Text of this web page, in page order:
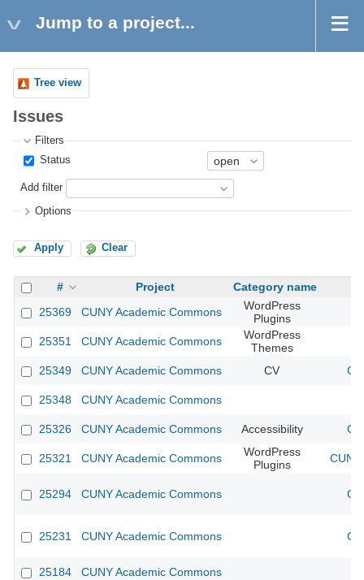
Jump to a project...
Tree view
Issues
Filters
Status
Add filter
Options
Apply Clear
# Project
Category name
25369
CUNY Academic Commons
WordPress
Plugins
25351
CUNY Academic Commons
WordPress
Themes
25349
CUNY Academic Commons CV
25348 CUNY Academic Commons
25326 CUNY Academic Commons Accessibility
25321 CUNY Academic Commons
WordPress
Plugins
25294 CUNY Academic Commons
25231 CUNY Academic Commons
25184 CUNY Academic Commons